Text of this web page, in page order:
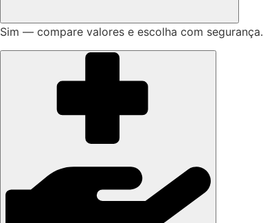
Sim — compare valores e escolha com segurança.